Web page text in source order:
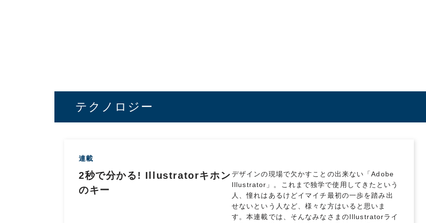
テクノロジー
連載
2秒で分かる! Illustratorキホン
のキー
デザインの現場で欠かすことの出来ない「Adobe
Illustrator」。これまで独学で使用してきたという
人、憧れはあるけどイマイチ最初の一歩を踏み出
せないという人など、様々な方はいると思いま
す。本連載では、そんなみなさまのIllustratorライ